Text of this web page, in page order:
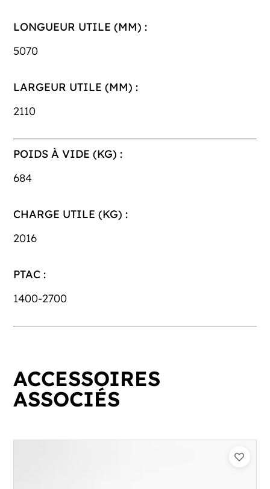
LONGUEUR UTILE (MM) :
5070
LARGEUR UTILE (MM) :
2110
POIDS À VIDE (KG) :
684
CHARGE UTILE (KG) :
2016
PTAC :
1400-2700
ACCESSOIRES
ASSOCIÉS